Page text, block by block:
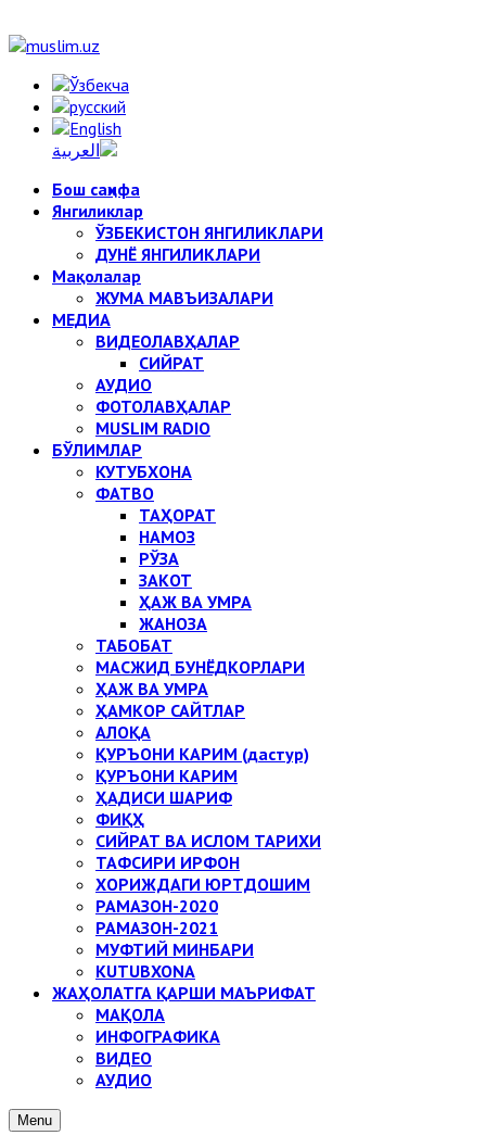
Бош саҳифа
Янгиликлар
ЎЗБЕКИСТОН ЯНГИЛИКЛАРИ
ДУНЁ ЯНГИЛИКЛАРИ
Мақолалар
ЖУМА МАВЪИЗАЛАРИ
МЕДИА
ВИДЕОЛАВҲАЛАР
СИЙРАТ
АУДИО
ФОТОЛАВҲАЛАР
MUSLIM RADIO
БЎЛИМЛАР
КУТУБХОНА
ФАТВО
ТАҲОРАТ
НАМОЗ
РЎЗА
ЗАКОТ
ҲАЖ ВА УМРА
ЖАНОЗА
ТАБОБАТ
МАСЖИД БУНЁДКОРЛАРИ
ҲАЖ ВА УМРА
ҲАМКОР САЙТЛАР
АЛОҚА
ҚУРЪОНИ КАРИМ (дастур)
ҚУРЪОНИ КАРИМ
ҲАДИСИ ШАРИФ
ФИҚҲ
СИЙРАТ ВА ИСЛОМ ТАРИХИ
ТАФСИРИ ИРФОН
ХОРИЖДАГИ ЮРТДОШИМ
РАМАЗОН-2020
РАМАЗОН-2021
МУФТИЙ МИНБАРИ
KUTUBXONA
ЖАҲОЛАТГА ҚАРШИ МАЪРИФАТ
МАҚОЛА
ИНФОГРАФИКА
ВИДЕО
АУДИО
Menu